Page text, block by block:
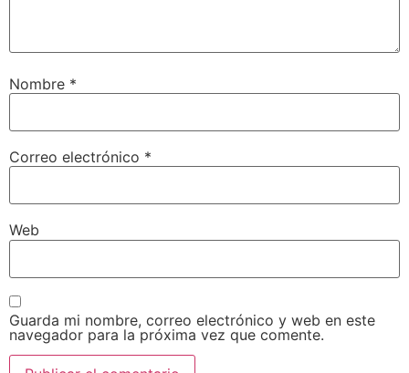
Nombre *
Correo electrónico *
Web
Guarda mi nombre, correo electrónico y web en este
navegador para la próxima vez que comente.